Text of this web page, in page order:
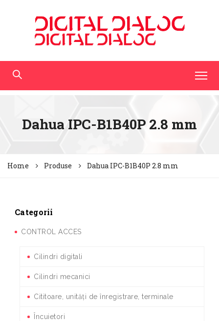
Dahua IPC-B1B40P 2.8 mm
Home Produse Dahua IPC-B1B40P 2.8 mm
Categorii
CONTROL ACCES
Cilindri digitali
Cilindri mecanici
Cititoare, unități de înregistrare, terminale
Încuietori